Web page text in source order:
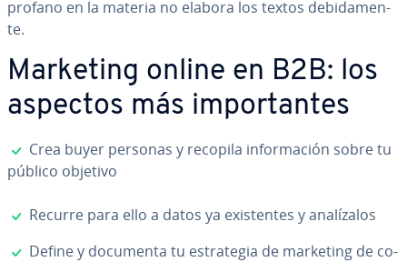
profano en la materia no elabora los textos de­bi­da­me­n­
te.
Marketing online en B2B: los
aspectos más im­po­r­ta­n­tes
✓
Crea buyer personas y recopila in­fo­r­ma­ción sobre tu
público objetivo
✓
Recurre para ello a datos ya exi­s­te­n­tes y ana­lí­za­los
✓
Define y documenta tu es­tra­te­gia de marketing de co­